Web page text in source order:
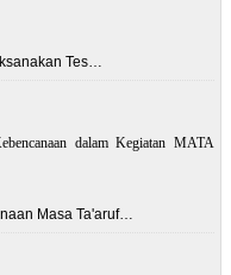
Tes…
dalam Kegiatan MATA
Masa Ta'aruf…